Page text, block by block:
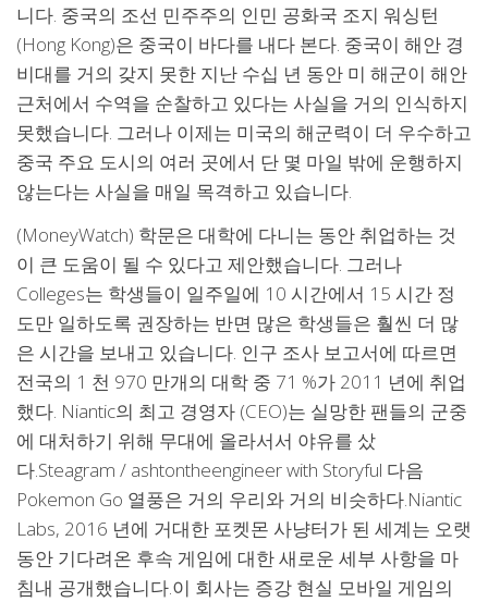
니다. 중국의 조선 민주주의 인민 공화국 조지 워싱턴
(Hong Kong)은 중국이 바다를 내다 본다. 중국이 해안 경
비대를 거의 갖지 못한 지난 수십 년 동안 미 해군이 해안
근처에서 수역을 순찰하고 있다는 사실을 거의 인식하지
못했습니다. 그러나 이제는 미국의 해군력이 더 우수하고
중국 주요 도시의 여러 곳에서 단 몇 마일 밖에 운행하지
않는다는 사실을 매일 목격하고 있습니다.
(MoneyWatch) 학문은 대학에 다니는 동안 취업하는 것
이 큰 도움이 될 수 있다고 제안했습니다. 그러나
Colleges는 학생들이 일주일에 10 시간에서 15 시간 정
도만 일하도록 권장하는 반면 많은 학생들은 훨씬 더 많
은 시간을 보내고 있습니다. 인구 조사 보고서에 따르면
전국의 1 천 970 만개의 대학 중 71 %가 2011 년에 취업
했다. Niantic의 최고 경영자 (CEO)는 실망한 팬들의 군중
에 대처하기 위해 무대에 올라서서 야유를 샀
다.Steagram / ashtontheengineer with Storyful 다음
Pokemon Go 열풍은 거의 우리와 거의 비슷하다.Niantic
Labs, 2016 년에 거대한 포켓몬 사냥터가 된 세계는 오랫
동안 기다려온 후속 게임에 대한 새로운 세부 사항을 마
침내 공개했습니다.이 회사는 증강 현실 모바일 게임의